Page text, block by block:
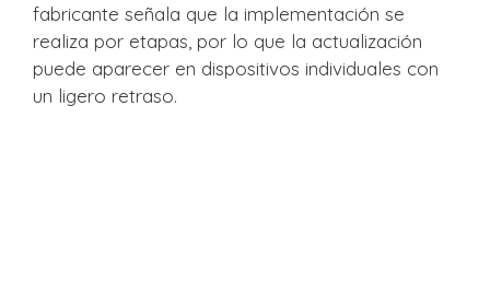
fabricante señala que la implementación se
realiza por etapas, por lo que la actualización
puede aparecer en dispositivos individuales con
un ligero retraso.